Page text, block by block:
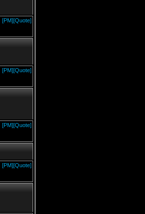
[PM][Quote]
[PM][Quote]
[PM][Quote]
[PM][Quote]